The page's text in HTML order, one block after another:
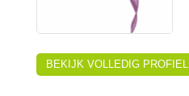
BEKIJK VOLLEDIG PROFIEL